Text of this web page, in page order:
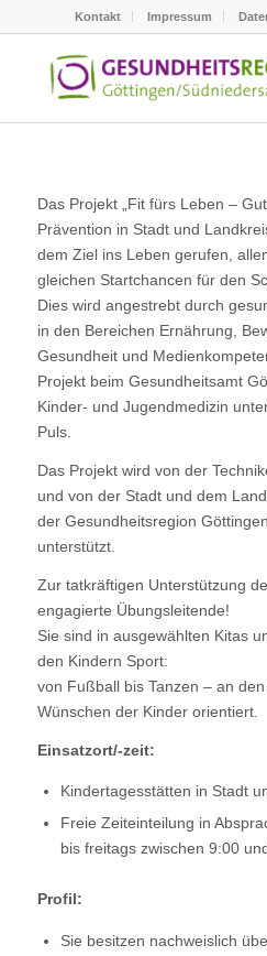
Kontakt Impressum
Das Projekt „Fit fürs Leben –
Prävention in Stadt und
dem Ziel ins Leben gerufen,
gleichen Startchancen für den
Dies wird angestrebt durch
in den Bereichen Ernährung,
Gesundheit und
Projekt beim Gesundheitsamt
Kinder- und Jugendmedizin
Puls.
Das Projekt wird von der
und von der Stadt und dem
der Gesundheitsregion
unterstützt.
Zur tatkräftigen Unterstützung
engagierte Übungsleitende!
Sie sind in ausgewählten Kitas
den Kindern Sport:
von Fußball bis Tanzen – an
Wünschen der Kinder orientiert.
Einsatzort/-zeit:
Kindertagesstätten in Stadt
Freie Zeiteinteilung in
bis freitags zwischen 9:00
Profil:
Sie besitzen nachweislich